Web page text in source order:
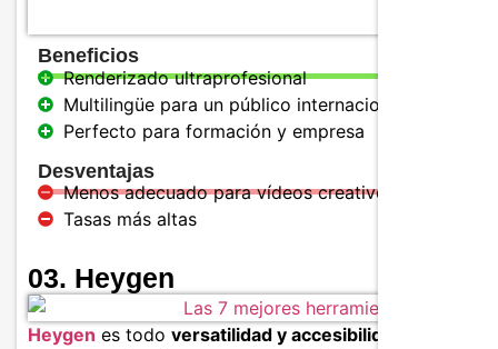
Beneficios
Renderizado ultraprofesional
Multilingüe para un público internacional
Perfecto para formación y empresa
Desventajas
Menos adecuado para vídeos creativos
Tasas más altas
03. Heygen
Heygen es todo versatilidad y accesibilidad